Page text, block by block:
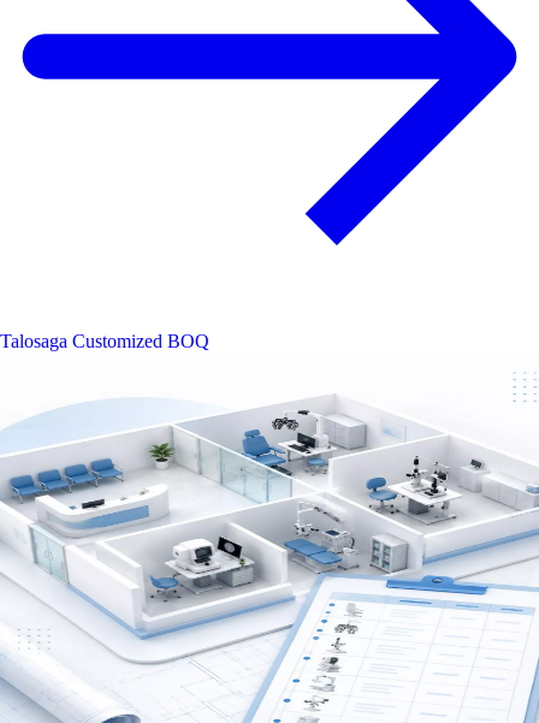
Talosaga Customized BOQ